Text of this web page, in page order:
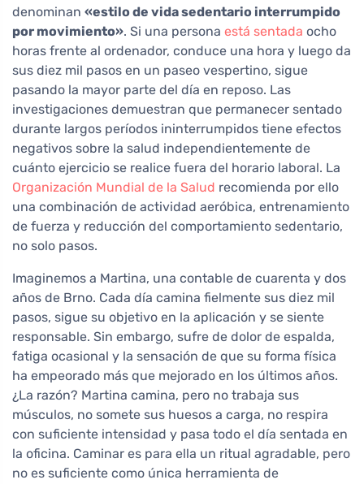
denominan «estilo de vida sedentario interrumpido
por movimiento». Si una persona está sentada ocho
horas frente al ordenador, conduce una hora y luego da
sus diez mil pasos en un paseo vespertino, sigue
pasando la mayor parte del día en reposo. Las
investigaciones demuestran que permanecer sentado
durante largos períodos ininterrumpidos tiene efectos
negativos sobre la salud independientemente de
cuánto ejercicio se realice fuera del horario laboral. La
Organización Mundial de la Salud recomienda por ello
una combinación de actividad aeróbica, entrenamiento
de fuerza y reducción del comportamiento sedentario,
no solo pasos.
Imaginemos a Martina, una contable de cuarenta y dos
años de Brno. Cada día camina fielmente sus diez mil
pasos, sigue su objetivo en la aplicación y se siente
responsable. Sin embargo, sufre de dolor de espalda,
fatiga ocasional y la sensación de que su forma física
ha empeorado más que mejorado en los últimos años.
¿La razón? Martina camina, pero no trabaja sus
músculos, no somete sus huesos a carga, no respira
con suficiente intensidad y pasa todo el día sentada en
la oficina. Caminar es para ella un ritual agradable, pero
no es suficiente como única herramienta de